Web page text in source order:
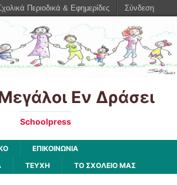
Εν Δράσει
Schoolpress
ΕΠΙΚΟΙΝΩΝΙΑ
ΤΕΥΧΗ ΤΟ ΣΧΟΛΕΙΟ ΜΑΣ
Περιοδικά & Εφημερίδες Σύνδεση